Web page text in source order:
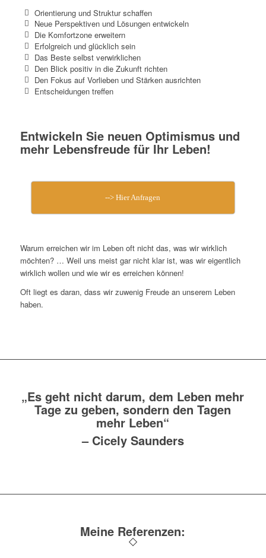
Orientierung und Struktur schaffen
Neue Perspektiven und Lösungen entwickeln
Die Komfortzone erweitern
Erfolgreich und glücklich sein
Das Beste selbst verwirklichen
Den Blick positiv in die Zukunft richten
Den Fokus auf Vorlieben und Stärken ausrichten
Entscheidungen treffen
Entwickeln Sie neuen Optimismus und
mehr Lebensfreude für Ihr Leben!
--> Hier Anfragen
Warum erreichen wir im Leben oft nicht das, was wir wirklich
möchten? … Weil uns meist gar nicht klar ist, was wir eigentlich
wirklich wollen und wie wir es erreichen können!
Oft liegt es daran, dass wir zuwenig Freude an unserem Leben
haben.
„Es geht nicht darum, dem Leben mehr
Tage zu geben, sondern den Tagen
mehr Leben“
–Cicely Saunders
Meine Referenzen: